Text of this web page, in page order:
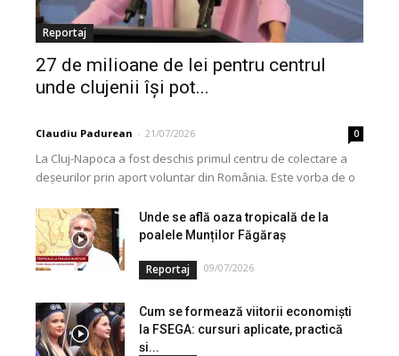
Reportaj
27 de milioane de lei pentru centrul
unde clujenii își pot...
Claudiu Padurean - 21/07/2026 0
La Cluj-Napoca a fost deschis primul centru de colectare a
deșeurilor prin aport voluntar din România. Este vorba de o
Unde se află oaza tropicală de la
poalele Munților Făgăraș
Reportaj 09/07/2026
Cum se formează viitorii economiști
la FSEGA: cursuri aplicate, practică
și...